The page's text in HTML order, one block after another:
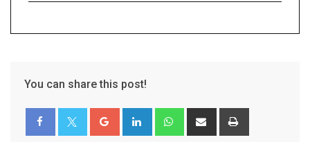
You can share this post!
Google+ LinkedIn WhatsappShare